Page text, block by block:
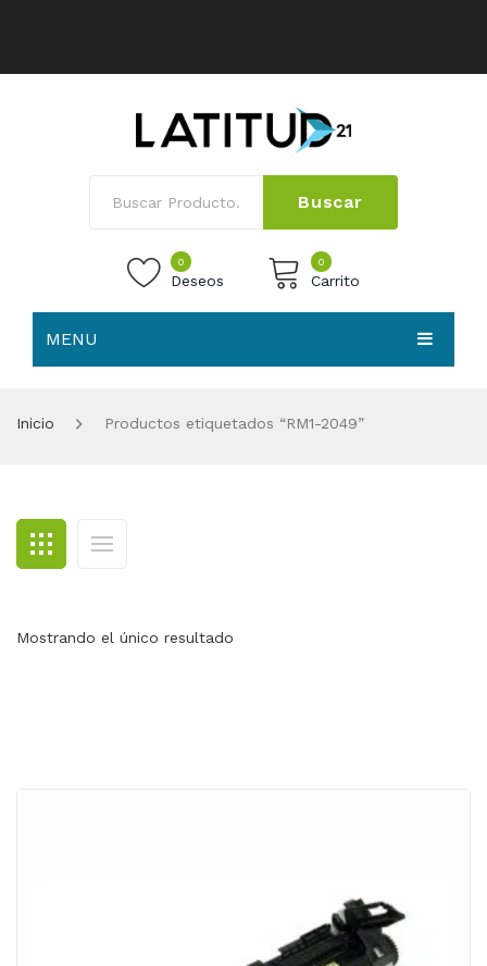
Buscar
0
Deseos
0
Carrito
MENU
BLOG
CONTACTO
Inicio Productos etiquetados “RM1-2049”
Mostrando el único resultado